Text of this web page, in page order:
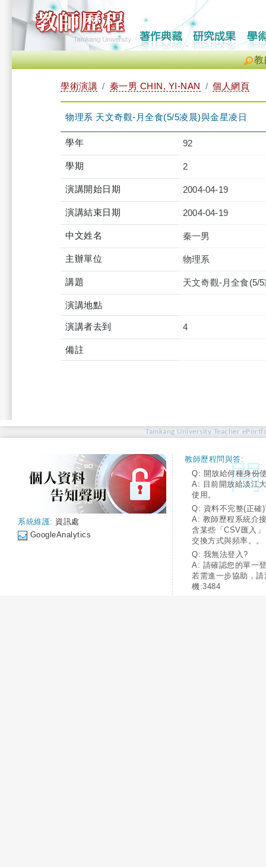
教
學術演講 秦一男 CHIN, YI-NAN 個人網頁
物理系 天文奇觀-月全食(5/5凌晨)與金星凌日
學年 92
學期 2
演講開始日期 2004-04-19
演講結束日期 2004-04-19
中文姓名 秦一男
主辦單位 物理系
講題 天文奇觀-月全食(5/
演講地點
演講者去到 4
備註
Tamkang University Teacher
系統維護: 資訊處
GoogleAnalytics
教師歷程問與答:
Q: 開放給何種身份
A: 目前開放給淡江
使用。
Q: 資料不完整(正確
A: 教師歷程系統介
含某些「CSV匯入
交換方式與頻率。。
Q: 我無法登入?
A: 請確認您的單一
若需進一步協助，
機:3484